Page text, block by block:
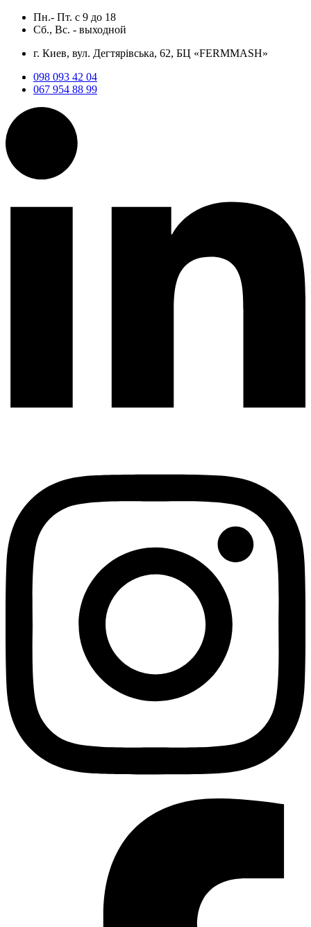
Пн.- Пт. с 9 до 18
Сб., Вс. - выходной
г. Киев, вул. Дегтярівська, 62, БЦ «FERMMASH»
098 093 42 04
067 954 88 99